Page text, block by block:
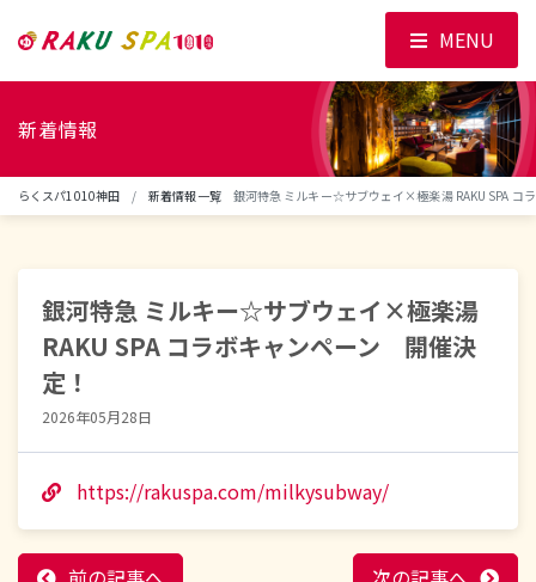
新着情報
らくスパ1010神田 新着情報一覧 銀河特急 ミルキー☆サブウェイ×極楽湯 RAKU SPA コ
銀河特急 ミルキー☆サブウェイ×極楽湯
RAKU SPA コラボキャンペーン 開催決
定！
2026年05月28日
https://rakuspa.com/milkysubway/
MENU